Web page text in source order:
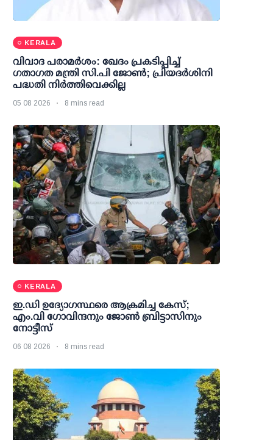
KERALA
വിവാദ പരാമര്‍ശം: ഖേദം പ്രകടിപ്പിച്ച്
ഗതാഗത മന്ത്രി സി.പി ജോണ്‍; പ്രിയദര്‍ശിനി
പദ്ധതി നിര്‍ത്തിവെക്കില്ല
05 08 2026 8 mins read
KERALA
ഇ.ഡി ഉദ്യോഗസ്ഥരെ ആക്രമിച്ച കേസ്;
എം.വി ഗോവിന്ദനും ജോണ്‍ ബ്രിട്ടാസിനും
നോട്ടീസ്
06 08 2026 8 mins read